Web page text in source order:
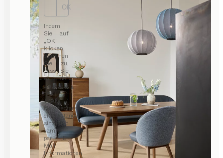
OK
Indem
Sie auf
„OK“
klicken,
stimmen
Sie zu,
dass Sie
mit der
Zusendung
des
TEAM 7
Newsletters
einverstanden
sind und
damit
per E-
Mail
Informationen